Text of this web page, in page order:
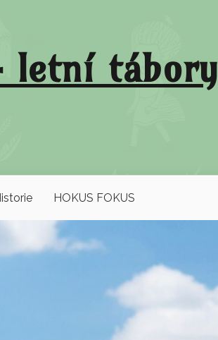
letní tábory
HOKUS FOKUS